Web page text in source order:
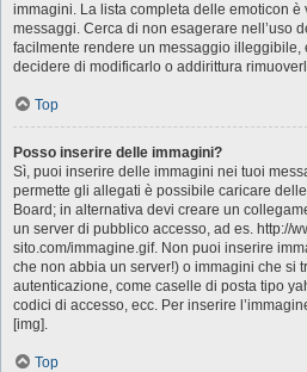
immagini. La lista completa delle emoticon
messaggi. Cerca di non esagerare nell’uso
facilmente rendere un messaggio illeggibile,
decidere di modificarlo o addirittura
Top
Posso inserire delle immagini?
Sì, puoi inserire delle immagini nei tuoi
permette gli allegati è possibile caricare
Board; in alternativa devi creare un
un server di pubblico accesso, ad es. http://
sito.com/immagine.gif. Non puoi inserire
che non abbia un server!) o immagini che si
autenticazione, come caselle di posta tipo
codici di accesso, ecc. Per inserire
[img].
Top